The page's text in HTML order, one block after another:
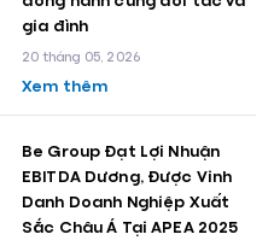
gia đình
20 tháng 05, 2026
Xem thêm
Be Group Đạt Lợi Nhuận
EBITDA Dương, Được Vinh
Danh Doanh Nghiệp Xuất
Sắc Châu Á Tại APEA 2025